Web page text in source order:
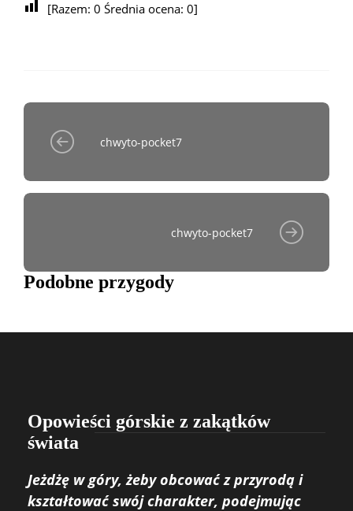
[Razem: 0 Średnia ocena: 0]
chwyto-pocket7
chwyto-pocket7
Podobne przygody
Opowieści górskie z zakątków
świata
Jeżdżę w góry, żeby obcować z przyrodą i
kształtować swój charakter, podejmując